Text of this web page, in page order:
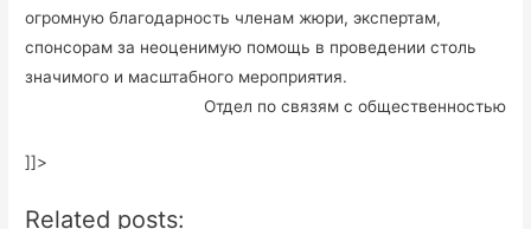
огромную благодарность членам жюри, экспертам,
спонсорам за неоценимую помощь в проведении столь
значимого и масштабного мероприятия.
Отдел по связям с общественностью
]]>
Related posts: